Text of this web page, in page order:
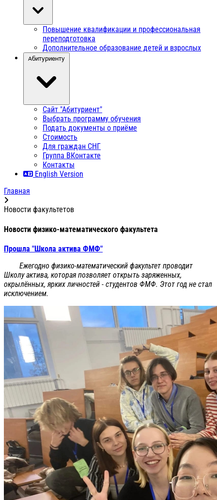
Повышение квалификации и профессиональная
переподготовка
Дополнительное образование детей и взрослых
Абитуриенту
Сайт "Абитуриент"
Выбрать программу обучения
Подать документы о приёме
Стоимость
Для граждан СНГ
Группа ВКонтакте
Контакты
English Version
Главная
Новости факультетов
Новости физико-математического факультета
Прошла "Школа актива ФМФ"
Ежегодно физико-математический факультет проводит
Школу актива, которая позволяет открыть заряженных,
окрылённых, ярких личностей - студентов ФМФ. Этот год не стал
исключением.